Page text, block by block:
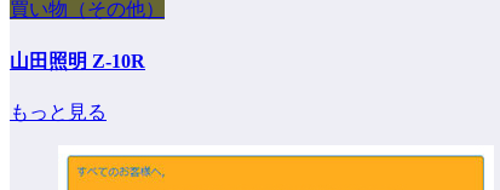
買い物（その他）
山田照明 Z-10R
もっと見る